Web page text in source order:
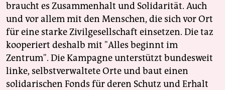
braucht es Zusammenhalt und Solidarität. Auch
und vor allem mit den Menschen, die sich vor Ort
für eine starke Zivilgesellschaft einsetzen. Die taz
kooperiert deshalb mit "Alles beginnt im
Zentrum". Die Kampagne unterstützt bundesweit
linke, selbstverwaltete Orte und baut einen
solidarischen Fonds für deren Schutz und Erhalt